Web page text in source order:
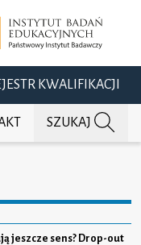
KWALIFIKACJI
SZUKAJ
jeszcze sens? Drop-out